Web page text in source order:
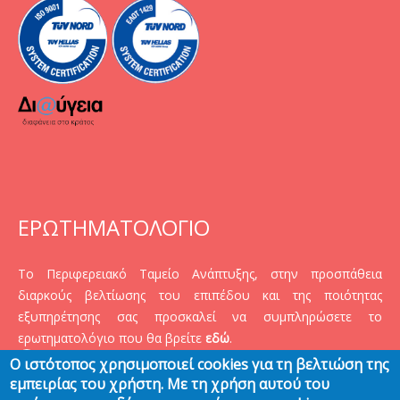
ΕΡΩΤΗΜΑΤΟΛΟΓΙΟ
Το Περιφερειακό Ταμείο Ανάπτυξης, στην προσπάθεια
διαρκούς βελτίωσης του επιπέδου και της ποιότητας
εξυπηρέτησης σας προσκαλεί να συμπληρώσετε το
ερωτηματολόγιο που θα βρείτε εδώ.
Ο ιστότοπος χρησιμοποιεί cookies για τη βελτιώση της
εμπειρίας του χρήστη. Με τη χρήση αυτού του